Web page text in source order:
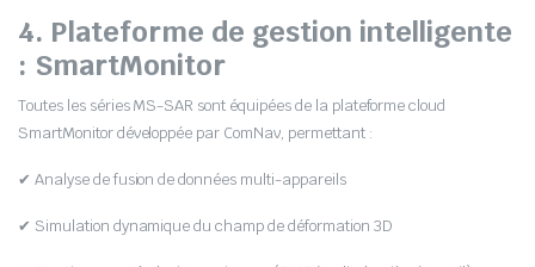
4. Plateforme de gestion intelligente
: SmartMonitor
Toutes les séries MS-SAR sont équipées de la plateforme cloud
SmartMonitor développée par ComNav, permettant :
✔ Analyse de fusion de données multi-appareils
✔ Simulation dynamique du champ de déformation 3D